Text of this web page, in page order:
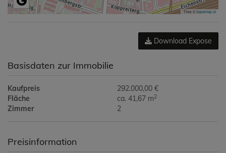
Tiles ©basemap.at
Download Expose
Basisdaten zur Immobilie
Kaufpreis
292.000,00 €
Fläche
ca. 41,67 m2
Zimmer 2
Preisinformation